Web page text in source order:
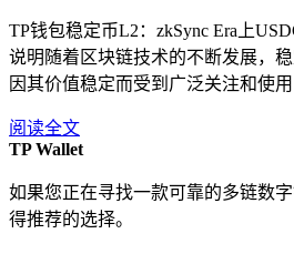
TP钱包稳定币L2：zkSync Era上
说明随着区块链技术的不断发展，
因其价值稳定而受到广泛关注和使用
阅读全文
TP Wallet
如果您正在寻找一款可靠的多链数
得推荐的选择。